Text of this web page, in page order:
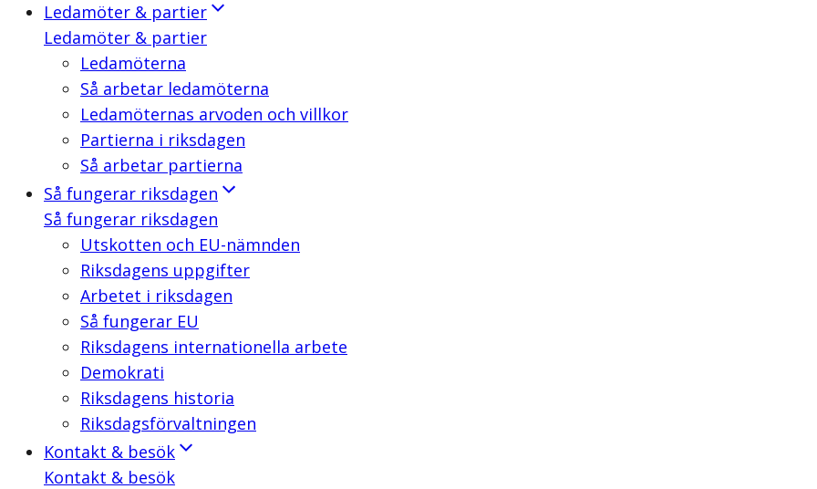
Ledamöter & partier
Ledamöter & partier
Ledamöterna
Så arbetar ledamöterna
Ledamöternas arvoden och villkor
Partierna i riksdagen
Så arbetar partierna
Så fungerar riksdagen
Så fungerar riksdagen
Utskotten och EU-nämnden
Riksdagens uppgifter
Arbetet i riksdagen
Så fungerar EU
Riksdagens internationella arbete
Demokrati
Riksdagens historia
Riksdagsförvaltningen
Kontakt & besök
Kontakt & besök